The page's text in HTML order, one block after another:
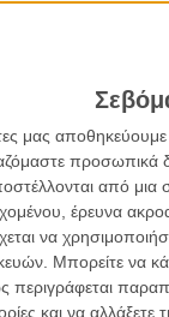
μας
προσωπικά
από μια
έρευνα
να
Μπορείτε να
περιγράφεται
και να αλλάξετε
τη Χρυσή
του στην
του, σε μια
επιστροφές στο
τρόπο για να